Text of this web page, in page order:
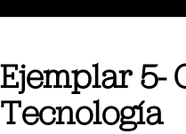
Ejemplar 5-
Tecnología